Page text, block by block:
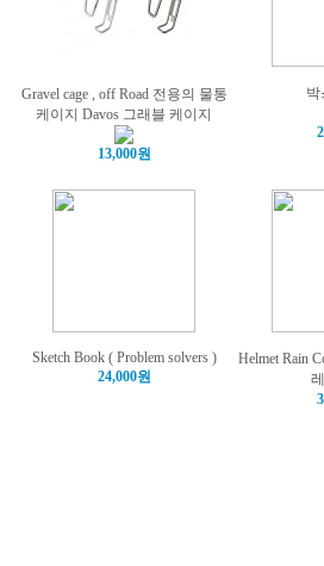
Gravel cage , off Road 전용의 물통
케이지 Davos 그래블 케이지
13,000원
박
Sketch Book ( Problem solvers )
24,000원
Helmet Rain